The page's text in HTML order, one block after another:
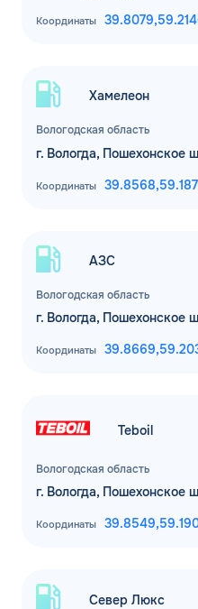
Координаты 39.8079,
Вологодская область
Хамелеон
г. Вологда, Пошехонское
Координаты 39.8568,
Вологодская область
АЗС
г. Вологда, Пошехонское
Координаты 39.8669,
Вологодская область
Teboil
г. Вологда, Пошехонское
Координаты 39.8549,
Север Люкс
Комментарий
Для юр. лиц
обработкой